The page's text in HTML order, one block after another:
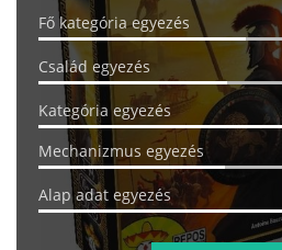
Fő kategória egyezés
Család egyezés
Kategória egyezés
Mechanizmus egyezés
Alap adat egyezés